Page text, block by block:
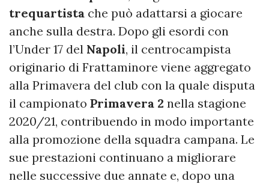
trequartista che può adattarsi a giocare
anche sulla destra. Dopo gli esordi con
l’Under 17 del Napoli, il centrocampista
originario di Frattaminore viene aggregato
alla Primavera del club con la quale disputa
il campionato Primavera 2 nella stagione
2020/21, contribuendo in modo importante
alla promozione della squadra campana. Le
sue prestazioni continuano a migliorare
nelle successive due annate e, dopo una